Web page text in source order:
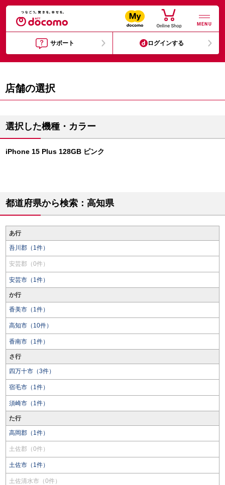
MENU
サポート ログインする
店舗の選択
選択した機種・カラー
iPhone 15 Plus 128GB ピンク
都道府県から検索：高知県
あ行
吾川郡（1件）
安芸郡（0件）
安芸市（1件）
か行
香美市（1件）
高知市（10件）
香南市（1件）
さ行
四万十市（3件）
宿毛市（1件）
須崎市（1件）
た行
高岡郡（1件）
土佐郡（0件）
土佐市（1件）
土佐清水市（0件）